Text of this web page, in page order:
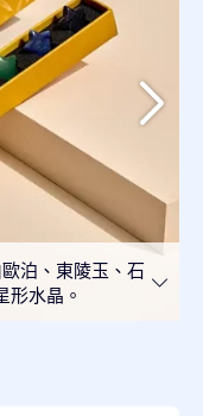
泊、東陵玉、石
形水晶。